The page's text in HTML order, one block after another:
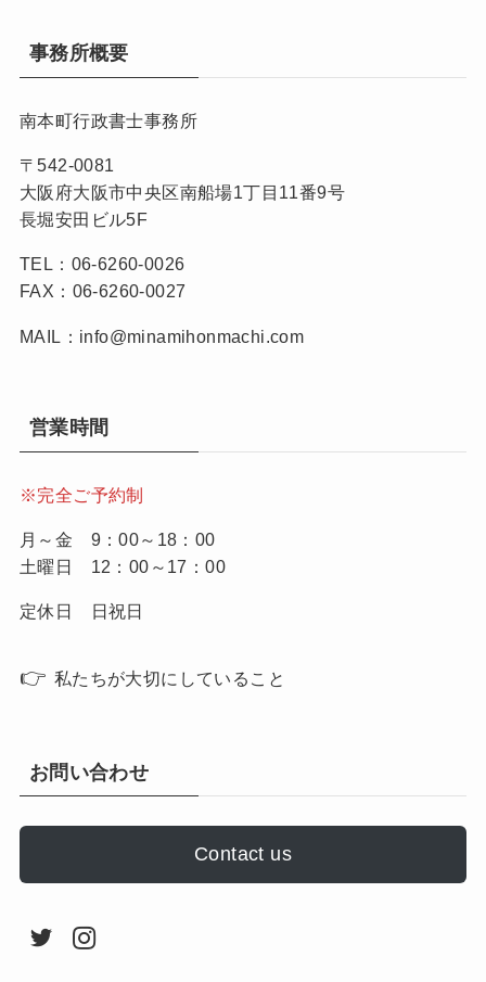
事務所概要
南本町行政書士事務所
〒542-0081
大阪府大阪市中央区南船場1丁目11番9号
長堀安田ビル5F
TEL：06-6260-0026
FAX：06-6260-0027
MAIL：info@minamihonmachi.com
営業時間
※完全ご予約制
月～金 9：00～18：00
土曜日 12：00～17：00
定休日 日祝日
👉 私たちが大切にしていること
お問い合わせ
Contact us